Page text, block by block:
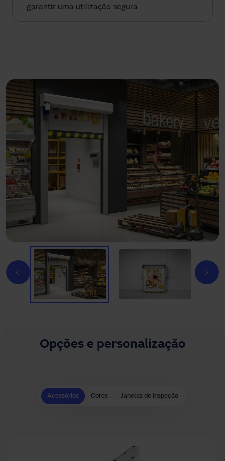
garantir uma utilização segura
Opções e personalização
Acessórios Cores Janelas de inspeção